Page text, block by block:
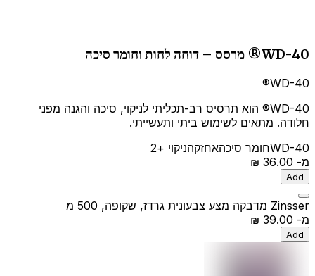
WD-40® מרסס – דוחה לחות וחומר סיכה
WD-40®
WD-40® הוא תרסיס רב-תכליתי לניקוי, סיכה והגנה מפני
חלודה. מתאים לשימוש ביתי ותעשייתי.
WD-40חומר סיכהאחזקהניקוי +2
מ-
Add
Zinsser מדבקה מצע צבעונית גרדז, שקופה, 500 מ
מ-
Add